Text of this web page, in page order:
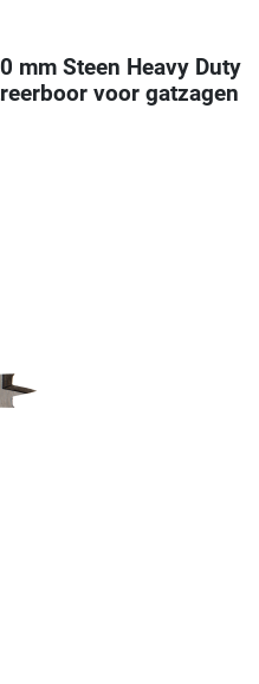
mm Steen Heavy Duty
voor gatzagen